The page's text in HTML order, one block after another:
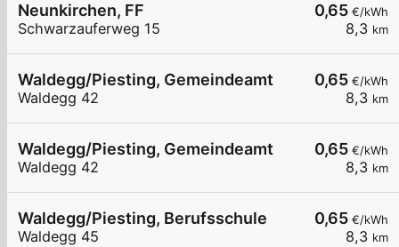
0,65 €/kWh
8,3 km
Neunkirchen, FF
Schwarzauferweg 15
0,65 €/kWh
8,3 km
Waldegg/Piesting, Gemeindeamt
Waldegg 42
0,65 €/kWh
8,3 km
Waldegg/Piesting, Gemeindeamt
Waldegg 42
0,65 €/kWh
8,3 km
Waldegg/Piesting, Berufsschule
Waldegg 45